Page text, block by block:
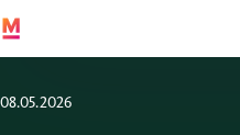
08.05.2026